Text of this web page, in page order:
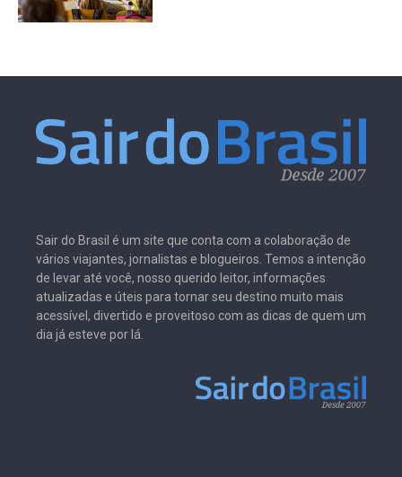
Sair do Brasil é um site que conta com a colaboração de
vários viajantes, jornalistas e blogueiros. Temos a intenção
de levar até você, nosso querido leitor, informações
atualizadas e úteis para tornar seu destino muito mais
acessível, divertido e proveitoso com as dicas de quem um
dia já esteve por lá.